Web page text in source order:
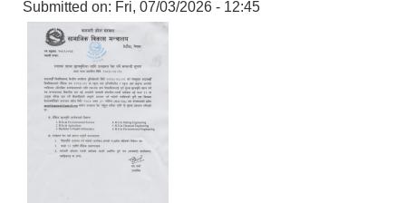
Submitted on: Fri, 07/03/2026 - 12:45